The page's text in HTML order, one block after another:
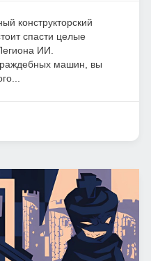
конструкторский
спасти целые
ИИ.
машин, вы